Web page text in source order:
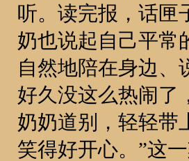
听。读完报，话匣
奶也说起自己平常
自然地陪在身边、
好久没这么热闹了
奶奶道别，轻轻带
笑得好开心。”这